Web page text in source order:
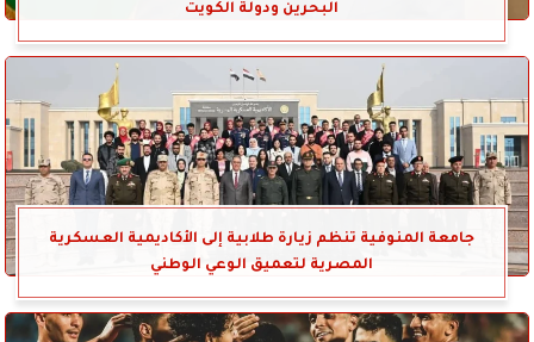
البحرين ودولة الكويت
جامعة المنوفية تنظم زيارة طلابية إلى الأكاديمية العسكرية
المصرية لتعميق الوعي الوطني